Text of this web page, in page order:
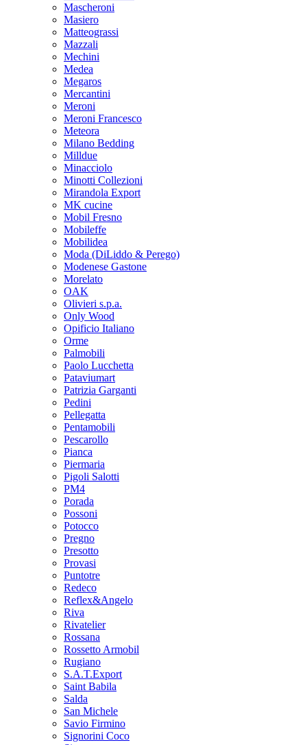
Mascheroni
Masiero
Matteograssi
Mazzali
Mechini
Medea
Megaros
Mercantini
Meroni
Meroni Francesco
Meteora
Milano Bedding
Milldue
Minacciolo
Minotti Collezioni
Mirandola Export
MK cucine
Mobil Fresno
Mobileffe
Mobilidea
Moda (DiLiddo & Perego)
Modenese Gastone
Morelato
OAK
Olivieri s.p.a.
Only Wood
Opificio Italiano
Orme
Palmobili
Paolo Lucchetta
Pataviumart
Patrizia Garganti
Pedini
Pellegatta
Pentamobili
Pescarollo
Pianca
Piermaria
Pigoli Salotti
PM4
Porada
Possoni
Potocco
Pregno
Presotto
Provasi
Puntotre
Redeco
Reflex&Angelo
Riva
Rivatelier
Rossana
Rossetto Armobil
Rugiano
S.A.T.Export
Saint Babila
Salda
San Michele
Savio Firmino
Signorini Coco